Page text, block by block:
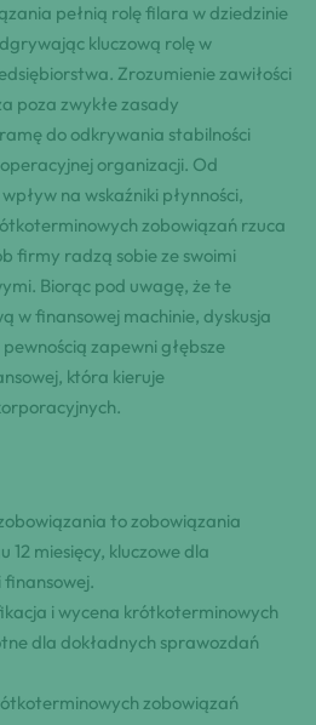
pełnią rolę filara w dziedzinie
kluczową rolę w
Zrozumienie zawiłości
poza zwykłe zasady
do odkrywania stabilności
organizacji. Od
na wskaźniki płynności,
zobowiązań rzuca
firmy radzą sobie ze swoimi
Biorąc pod uwagę, że te
w finansowej machinie, dyskusja
zapewni głębsze
która kieruje
to zobowiązania
12 miesięcy, kluczowe dla
i wycena krótkoterminowych
dla dokładnych sprawozdań
zobowiązań